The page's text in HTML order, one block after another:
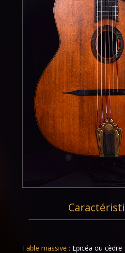
Table massive : Epicéa ou cèdre